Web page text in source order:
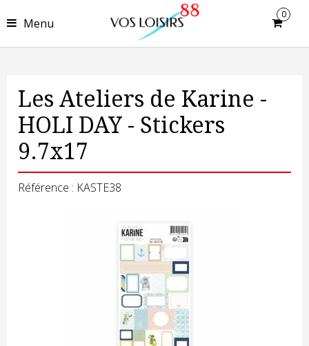
Menu
0
Les Ateliers de Karine -
HOLI DAY - Stickers
9.7x17
Référence : KASTE38